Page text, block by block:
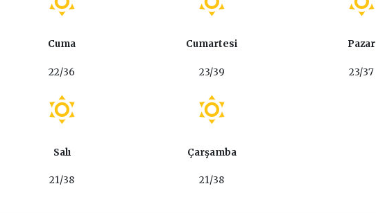
Cuma
22/36
Cumartesi
23/39
Pazar
23/37
Salı
21/38
Çarşamba
21/38